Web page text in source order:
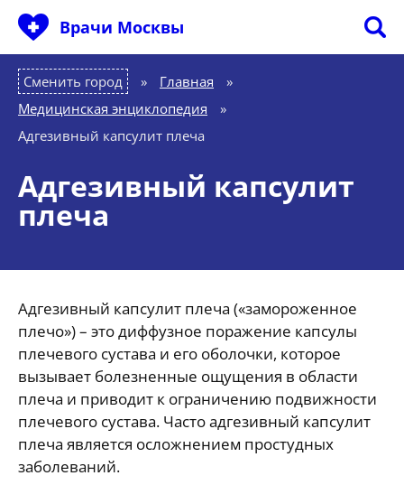
Врачи Москвы
Сменить город Главная
»
Медицинская энциклопедия
»
Адгезивный капсулит плеча
Адгезивный капсулит
плеча
Адгезивный капсулит плеча («замороженное
плечо») – это диффузное поражение капсулы
плечевого сустава и его оболочки, которое
вызывает болезненные ощущения в области
плеча и приводит к ограничению подвижности
плечевого сустава. Часто адгезивный капсулит
плеча является осложнением простудных
заболеваний.